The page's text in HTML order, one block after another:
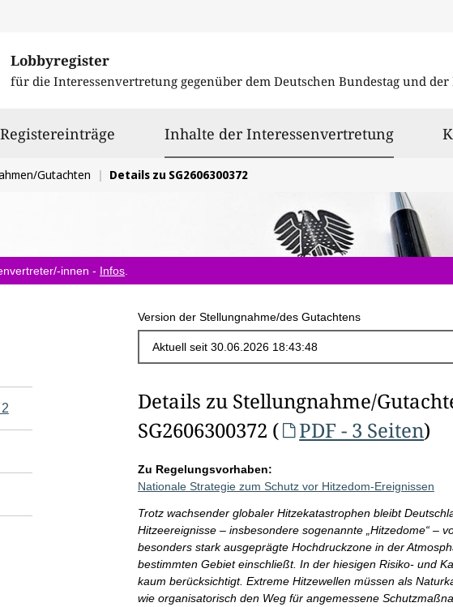
Lobbyregister
für die Interessenvertretung gegenüber dem Deutschen Bundestag und
Registereinträge Inhalte der Interessenvertretung
Gutachten Details zu SG2606300372
innen - Infos
Version der Stellungnahme/des Gutachtens
Details zu Stellungnahme/
SG2606300372 (
PDF - 3 Seiten)
Zu Regelungsvorhaben:
Nationale Strategie zum Schutz vor Hitzedom-Ereignissen
Trotz wachsender globaler Hitzekatastrophen bleibt
Hitzeereignisse – insbesondere sogenannte „Hitzedome“ –
besonders stark ausgeprägte Hochdruckzone in der
bestimmten Gebiet einschließt. In der hiesigen Risiko- und
kaum berücksichtigt. Extreme Hitzewellen müssen als
wie organisatorisch den Weg für angemessene